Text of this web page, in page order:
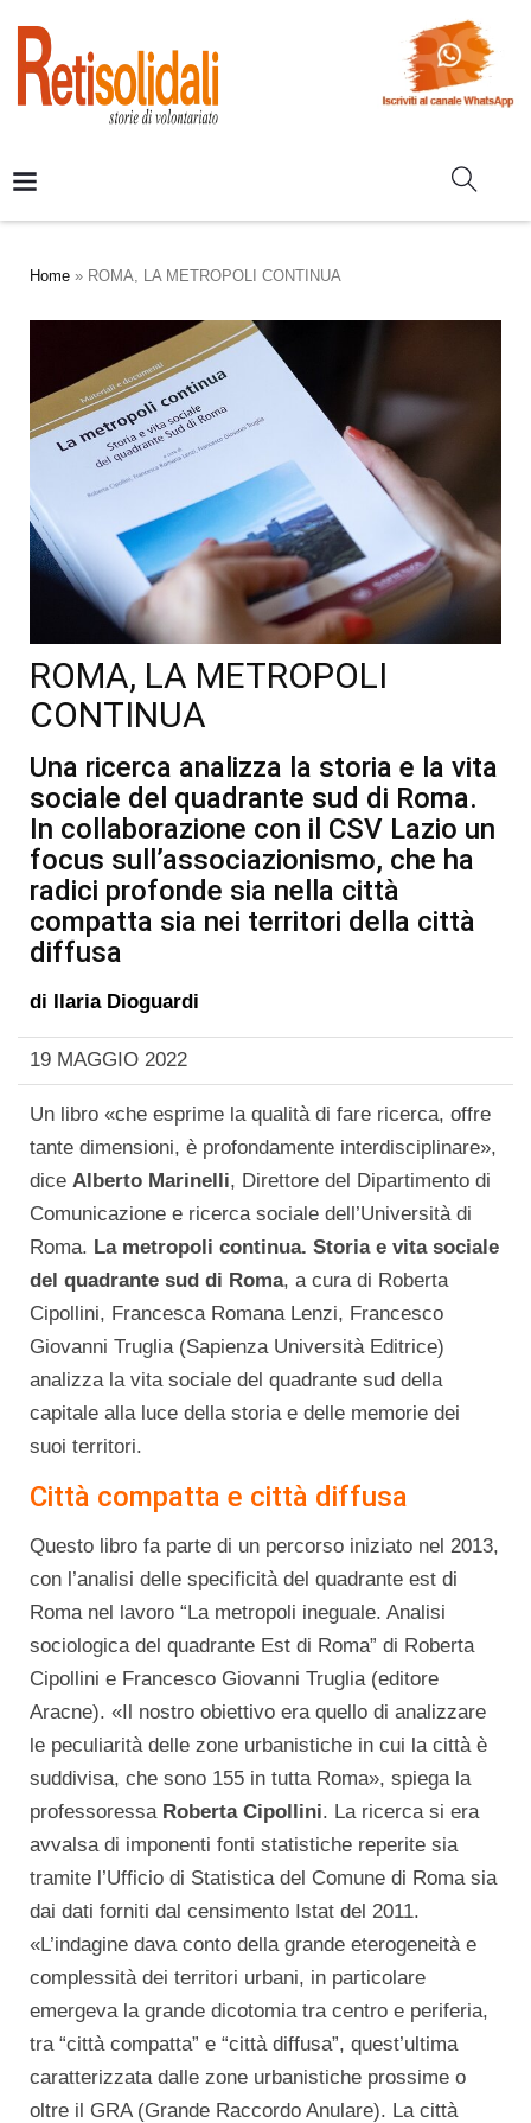
Home » ROMA, LA METROPOLI CONTINUA
ROMA, LA METROPOLI
CONTINUA
Una ricerca analizza la storia e la vita
sociale del quadrante sud di Roma.
In collaborazione con il CSV Lazio un
focus sull’associazionismo, che ha
radici profonde sia nella città
compatta sia nei territori della città
diffusa
di Ilaria Dioguardi
19 MAGGIO 2022
Un libro «che esprime la qualità di fare ricerca, offre
tante dimensioni, è profondamente interdisciplinare»,
dice Alberto Marinelli, Direttore del Dipartimento di
Comunicazione e ricerca sociale dell’Università di
Roma. La metropoli continua. Storia e vita sociale
del quadrante sud di Roma, a cura di Roberta
Cipollini, Francesca Romana Lenzi, Francesco
Giovanni Truglia (Sapienza Università Editrice)
analizza la vita sociale del quadrante sud della
capitale alla luce della storia e delle memorie dei
suoi territori.
Città compatta e città diffusa
Questo libro fa parte di un percorso iniziato nel 2013,
con l’analisi delle specificità del quadrante est di
Roma nel lavoro “La metropoli ineguale. Analisi
sociologica del quadrante Est di Roma” di Roberta
Cipollini e Francesco Giovanni Truglia (editore
Aracne). «Il nostro obiettivo era quello di analizzare
le peculiarità delle zone urbanistiche in cui la città è
suddivisa, che sono 155 in tutta Roma», spiega la
professoressa Roberta Cipollini. La ricerca si era
avvalsa di imponenti fonti statistiche reperite sia
tramite l’Ufficio di Statistica del Comune di Roma sia
dai dati forniti dal censimento Istat del 2011.
«L’indagine dava conto della grande eterogeneità e
complessità dei territori urbani, in particolare
emergeva la grande dicotomia tra centro e periferia,
tra “città compatta” e “città diffusa”, quest’ultima
caratterizzata dalle zone urbanistiche prossime o
oltre il GRA (Grande Raccordo Anulare). La città